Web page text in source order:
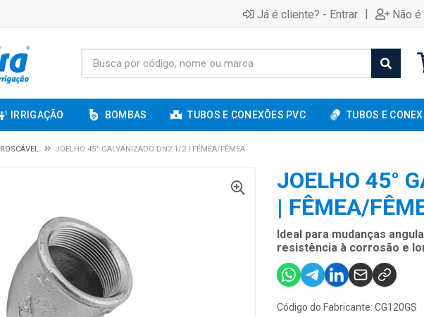
Já é cliente? - Entrar | Não
IRRIGAÇÃO BOMBAS TUBOS E CONEXÕES PVC TUBOS E
ROSCÁVEL JOELHO 45° GALVANIZADO DN2.1/2 | FÊMEA/FÊMEA
JOELHO 45°
| FÊMEA/
Ideal para mudanças
resistência à corrosão e
Código do Fabricante: CG120GS